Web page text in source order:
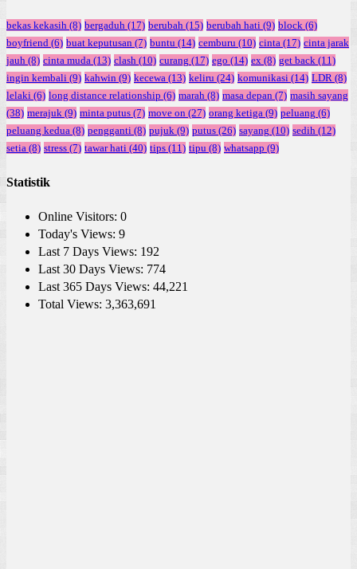
bekas kekasih (8) bergaduh (17) berubah (15) berubah hati (9) block (6)
boyfriend (6) buat keputusan (7) buntu (14) cemburu (10) cinta (17) cinta jarak
jauh (8) cinta muda (13) clash (10) curang (17) ego (14) ex (8) get back (11)
ingin kembali (9) kahwin (9) kecewa (13) keliru (24) komunikasi (14) LDR (8)
lelaki (6) long distance relationship (6) marah (8) masa depan (7) masih sayang
(38) merajuk (9) minta putus (7) move on (27) orang ketiga (9) peluang (6)
peluang kedua (8) pengganti (8) pujuk (9) putus (26) sayang (10) sedih (12)
setia (8) stress (7) tawar hati (40) tips (11) tipu (8) whatsapp (9)
Statistik
Online Visitors: 0
Today's Views: 9
Last 7 Days Views: 192
Last 30 Days Views: 774
Last 365 Days Views: 44,221
Total Views: 3,363,691